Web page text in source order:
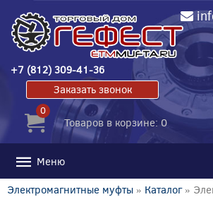
+7 (812) 309-41-36
Заказать звонок
0
Товаров в корзине: 0
Меню
Электромагнитные муфты » Каталог»